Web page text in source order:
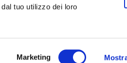
tuo utilizzo dei loro
Marketing
di Vendita online Metodi di pagamento